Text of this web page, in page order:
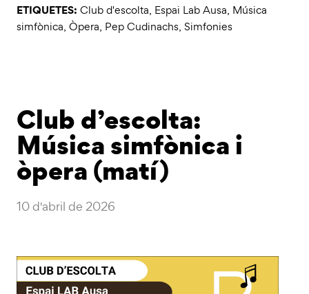
ETIQUETES: Club d'escolta, Espai Lab Ausa, Música
simfònica, Òpera, Pep Cudinachs, Simfonies
Club d’escolta:
Música simfònica i
òpera (matí)
10 d'abril de 2026